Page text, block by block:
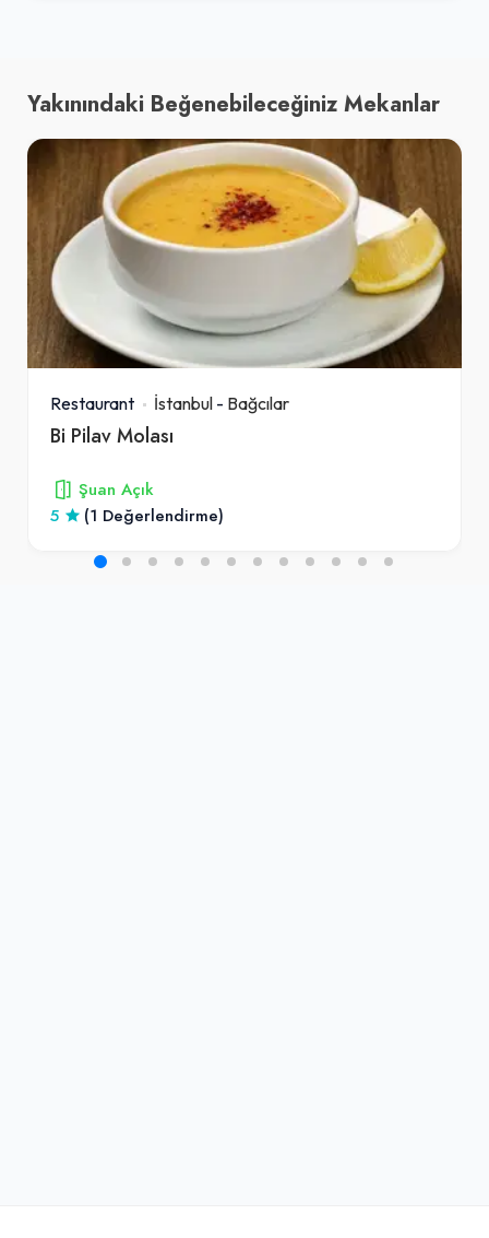
Yakınındaki Beğenebileceğiniz Mekanlar
Restaurant İstanbul - Bağcılar
Bi Pilav Molası
Şuan Açık
5
(1 Değerlendirme)